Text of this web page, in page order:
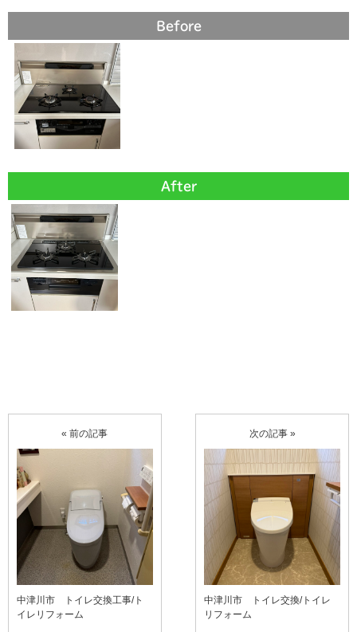
Before
After
« 前の記事
中津川市 トイレ交換工事/ト
イレリフォーム
次の記事 »
中津川市 トイレ交換/トイレ
リフォーム